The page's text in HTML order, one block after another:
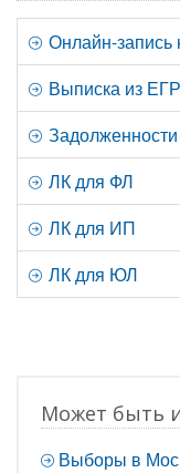
Онлайн-запись
Выписка из
ЛК для ФЛ
ЛК для ИП
ЛК для ЮЛ
Может быть
Выборы в